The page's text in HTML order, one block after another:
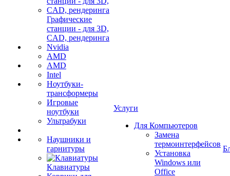
Графические
станции - для 3D,
CAD, рендеринга
Nvidia
AMD
AMD
Intel
Ноутбуки-
трансформеры
Игровые
ноутбуки
Ультрабуки
Наушники и
гарнитуры
Клавиатуры
Услуги
Для Компьютеров
Замена
термоинтерфейсов
Установка
Windows или
Office